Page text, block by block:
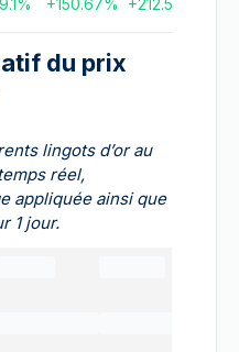
% +150.67% +212.57
du prix
lingots d’or au
réel,
appliquée ainsi que
1 jour.